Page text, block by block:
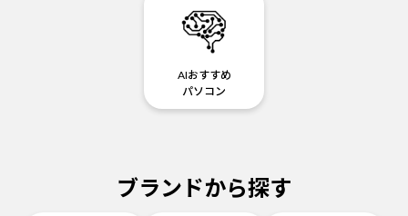
AIおすすめ
パソコン
ブランドから探す